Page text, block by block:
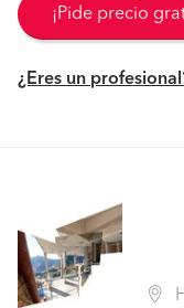
¡Pide precio
¿Eres un